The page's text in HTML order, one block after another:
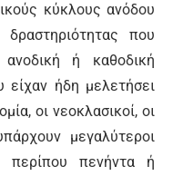
κύκλους ανόδου
που
ή καθοδική
είχαν ήδη μελετήσει
οι νεοκλασικοί, οι
μεγαλύτεροι
περίπου πενήντα ή